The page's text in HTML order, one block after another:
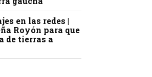
en las redes |
Royón para que
de tierras a